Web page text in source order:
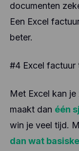
documenten
Een Excel
beter.
#4 Excel factuur
Met Excel kan
maakt dan één
win je veel tijd.
dan wat